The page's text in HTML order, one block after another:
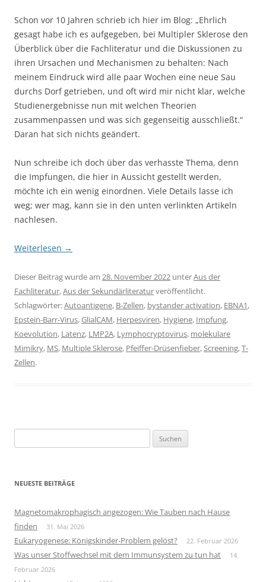
Schon vor 10 Jahren schrieb ich hier im Blog: „Ehrlich
gesagt habe ich es aufgegeben, bei Multipler Sklerose den
Überblick über die Fachliteratur und die Diskussionen zu
ihren Ursachen und Mechanismen zu behalten: Nach
meinem Eindruck wird alle paar Wochen eine neue Sau
durchs Dorf getrieben, und oft wird mir nicht klar, welche
Studienergebnisse nun mit welchen Theorien
zusammenpassen und was sich gegenseitig ausschließt.“
Daran hat sich nichts geändert.
Nun schreibe ich doch über das verhasste Thema, denn
die Impfungen, die hier in Aussicht gestellt werden,
möchte ich ein wenig einordnen. Viele Details lasse ich
weg; wer mag, kann sie in den unten verlinkten Artikeln
nachlesen.
Weiterlesen →
Dieser Beitrag wurde am 28. November 2022 unterAus der
Fachliteratur,Aus der Sekundärliteraturveröffentlicht.
Schlagwörter:Autoantigene, B-Zellen, bystander activation, EBNA1,
Epstein-Barr-Virus,GlialCAM, Herpesviren, Hygiene, Impfung,
Koevolution, Latenz, LMP2A, Lymphocryptovirus, molekulare
Mimikry, MS, Multiple Sklerose, Pfeiffer-Drüsenfieber,Screening,T-
Zellen.
nach:
NEUESTE BEITRÄGE
Magnetomakrophagisch angezogen: Wie Tauben nach Hause
finden
31. Mai 2026
Eukaryogenese: Königskinder-Problem gelöst? 22. Februar 2026
Was unser Stoffwechsel mit dem Immunsystem zu tun hat
14.
Februar 2026